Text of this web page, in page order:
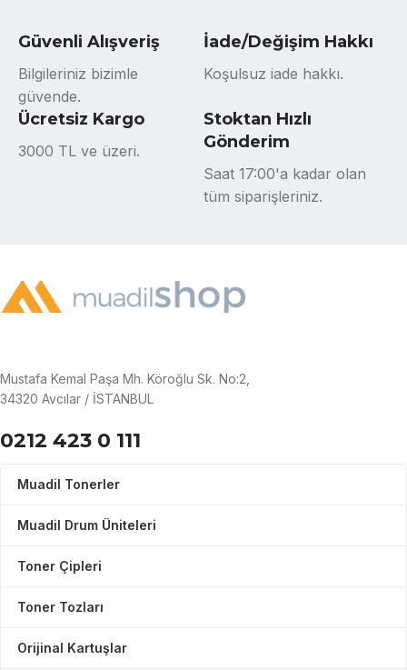
Güvenli Alışveriş
Bilgileriniz bizimle
güvende.
İade/Değişim Hakkı
Koşulsuz iade hakkı.
Ücretsiz Kargo
3000 TL ve üzeri.
Stoktan Hızlı
Gönderim
Saat 17:00'a kadar olan
tüm siparişleriniz.
Mustafa Kemal Paşa Mh. Köroğlu Sk. No:2,
34320 Avcılar / İSTANBUL
0212 423 0 111
Muadil Tonerler
Muadil Drum Üniteleri
Toner Çipleri
Toner Tozları
Orijinal Kartuşlar